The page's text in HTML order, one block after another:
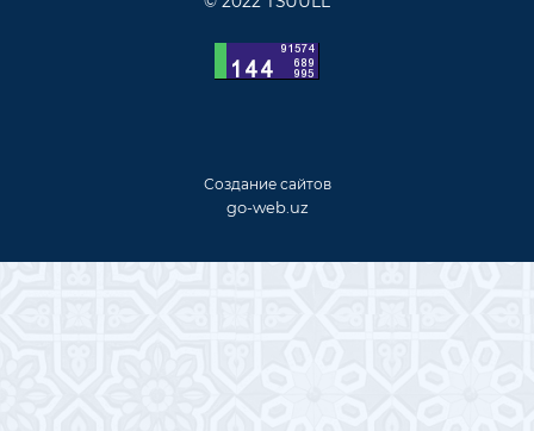
Создание сайтов
go-web.uz